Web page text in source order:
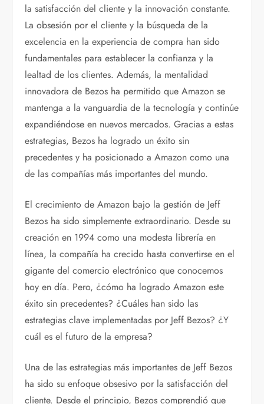
la satisfacción del cliente y la innovación constante.
La obsesión por el cliente y la búsqueda de la
excelencia en la experiencia de compra han sido
fundamentales para establecer la confianza y la
lealtad de los clientes. Además, la mentalidad
innovadora de Bezos ha permitido que Amazon se
mantenga a la vanguardia de la tecnología y continúe
expandiéndose en nuevos mercados. Gracias a estas
estrategias, Bezos ha logrado un éxito sin
precedentes y ha posicionado a Amazon como una
de las compañías más importantes del mundo.
El crecimiento de Amazon bajo la gestión de Jeff
Bezos ha sido simplemente extraordinario. Desde su
creación en 1994 como una modesta librería en
línea, la compañía ha crecido hasta convertirse en el
gigante del comercio electrónico que conocemos
hoy en día. Pero, ¿cómo ha logrado Amazon este
éxito sin precedentes? ¿Cuáles han sido las
estrategias clave implementadas por Jeff Bezos? ¿Y
cuál es el futuro de la empresa?
Una de las estrategias más importantes de Jeff Bezos
ha sido su enfoque obsesivo por la satisfacción del
cliente. Desde el principio, Bezos comprendió que